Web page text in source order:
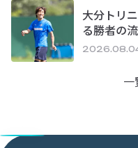
大分トリ
る勝者の
一